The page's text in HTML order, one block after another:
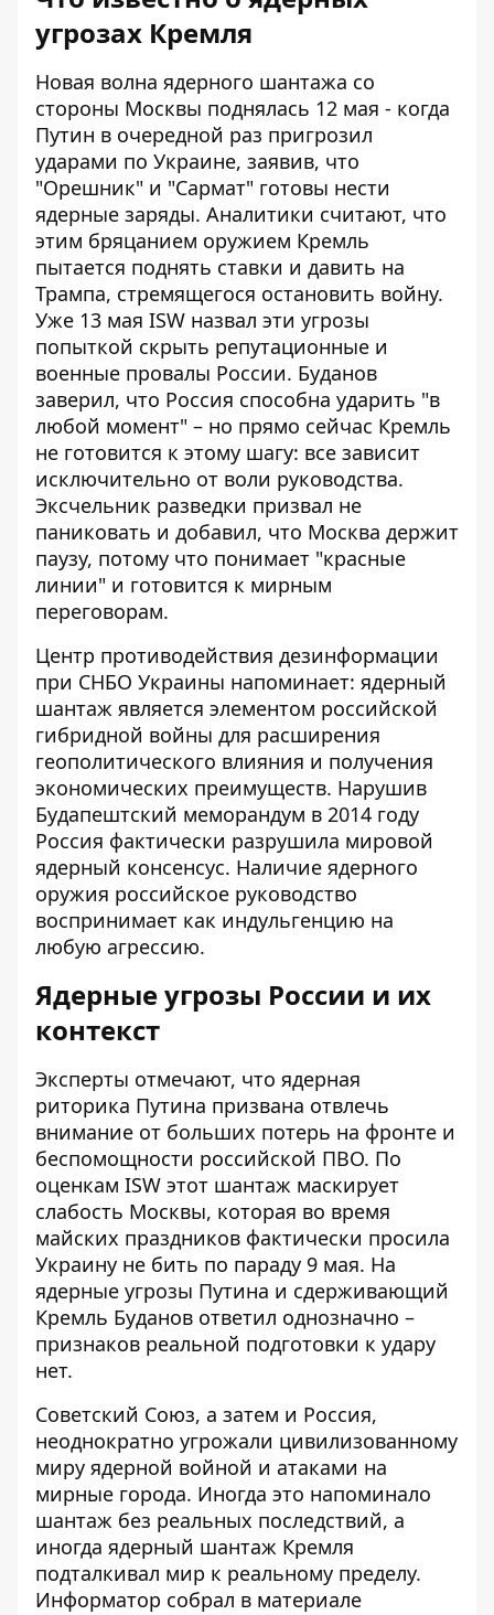
угрозах Кремля
Новая волна ядерного шантажа со
стороны Москвы поднялась 12 мая - когда
Путин в очередной раз пригрозил
ударами по Украине, заявив, что
"Орешник" и "Сармат" готовы нести
ядерные заряды. Аналитики считают, что
этим бряцанием оружием Кремль
пытается поднять ставки и давить на
Трампа, стремящегося остановить войну.
Уже 13 мая ISW назвал эти угрозы
попыткой скрыть репутационные и
военные провалы России. Буданов
заверил, что Россия способна ударить "в
любой момент" – но прямо сейчас Кремль
не готовится к этому шагу: все зависит
исключительно от воли руководства.
Эксчельник разведки призвал не
паниковать и добавил, что Москва держит
паузу, потому что понимает "красные
линии" и готовится к мирным
переговорам.
Центр противодействия дезинформации
при СНБО Украины напоминает: ядерный
шантаж является элементом российской
гибридной войны для расширения
геополитического влияния и получения
экономических преимуществ. Нарушив
Будапештский меморандум в 2014 году
Россия фактически разрушила мировой
ядерный консенсус. Наличие ядерного
оружия российское руководство
воспринимает как индульгенцию на
любую агрессию.
Ядерные угрозы России и их
контекст
Эксперты отмечают, что ядерная
риторика Путина призвана отвлечь
внимание от больших потерь на фронте и
беспомощности российской ПВО. По
оценкам ISW этот шантаж маскирует
слабость Москвы, которая во время
майских праздников фактически просила
Украину не бить по параду 9 мая. На
ядерные угрозы Путина и сдерживающий
Кремль Буданов ответил однозначно –
признаков реальной подготовки к удару
нет.
Советский Союз, а затем и Россия,
неоднократно угрожали цивилизованному
миру ядерной войной и атаками на
мирные города. Иногда это напоминало
шантаж без реальных последствий, а
иногда ядерный шантаж Кремля
подталкивал мир к реальному пределу.
Информатор собрал в материале